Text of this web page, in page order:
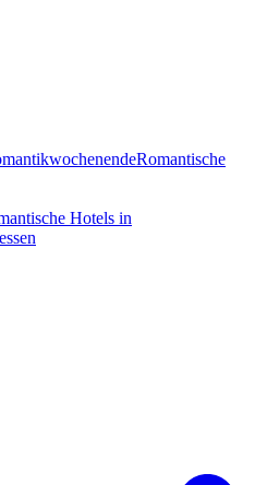
Romantische
Hotels in